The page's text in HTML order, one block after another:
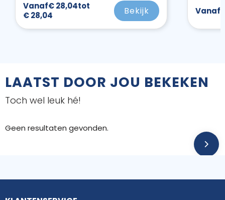
Vanaf€ 28,04tot
€ 28,04
Bekijk Vanaf
LAATST DOOR JOU BEKEKEN
Toch wel leuk hé!
Geen resultaten gevonden.